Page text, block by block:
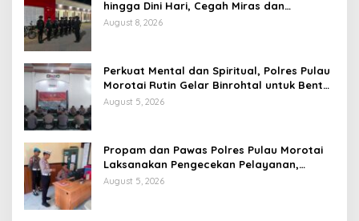
hingga Dini Hari, Cegah Miras dan
Gangguan Kamtibmas
August 8, 2026
Perkuat Mental dan Spiritual, Polres Pulau
Morotai Rutin Gelar Binrohtal untuk Bentuk
Personel Berintegritas
August 5, 2026
Propam dan Pawas Polres Pulau Morotai
Laksanakan Pengecekan Pelayanan,
Pastikan Masyarakat Mendapat
August 5, 2026